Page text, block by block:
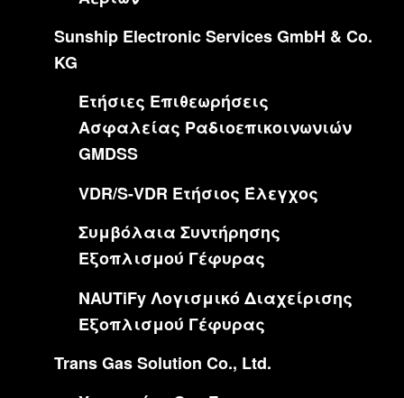
Sunship Electronic Services GmbH & Co.
KG
Ετήσιες Επιθεωρήσεις
Ασφαλείας Ραδιοεπικοινωνιών
GMDSS
VDR/S-VDR Ετήσιος Έλεγχος
Συμβόλαια Συντήρησης
Εξοπλισμού Γέφυρας
NAUTiFy Λογισμικό Διαχείρισης
Εξοπλισμού Γέφυρας
Trans Gas Solution Co., Ltd.